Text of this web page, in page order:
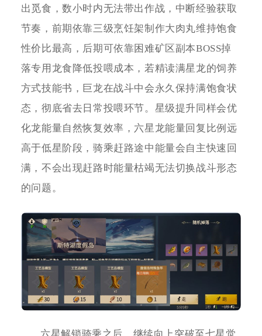
出觅食，数小时内无法带出作战，中断经验获取
节奏，前期依靠三级烹饪架制作大肉丸维持饱食
性价比最高，后期可依靠困难矿区副本BOSS掉
落专用龙食降低投喂成本，若精读满星龙的饲养
方式技能书，巨龙在战斗中会永久保持满饱食状
态，彻底省去日常投喂环节。星级提升同样会优
化龙能量自然恢复效率，六星龙能量回复比例远
高于低星阶段，骑乘赶路途中能量会自主快速回
满，不会出现赶路时能量枯竭无法切换战斗形态
的问题。